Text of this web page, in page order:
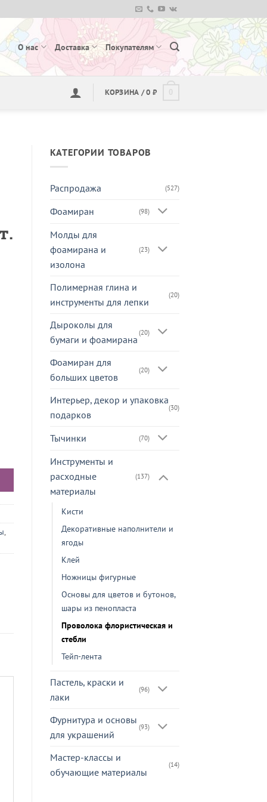
О нас Доставка Покупателям
КОРЗИНА /0 ₽
КАТЕГОРИИ ТОВАРОВ
Распродажа (527)
Фоамиран (98)
Молды для
фоамирана и
изолона
(23)
Полимерная глина и
инструменты для лепки
(20)
Дыроколы для
бумаги и фоамирана
(20)
Фоамиран для
больших цветов
(20)
Интерьер, декор и упаковка
подарков
(30)
Тычинки (70)
Инструменты и
расходные
материалы
(137)
Кисти
Декоративные наполнители и
ягоды
Клей
Ножницы фигурные
Основы для цветов и бутонов,
шары из пенопласта
Проволока флористическая и
стебли
Тейп-лента
Пастель, краски и
лаки
(96)
Фурнитура и основы
для украшений
(93)
Мастер-классы и
обучающие материалы
(14)
,